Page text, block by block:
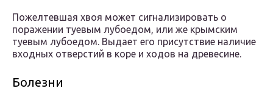
Пожелтевшая хвоя может сигнализировать о
поражении туевым лубоедом, или же крымским
туевым лубоедом. Выдает его присутствие наличие
входных отверстий в коре и ходов на древесине.
Болезни